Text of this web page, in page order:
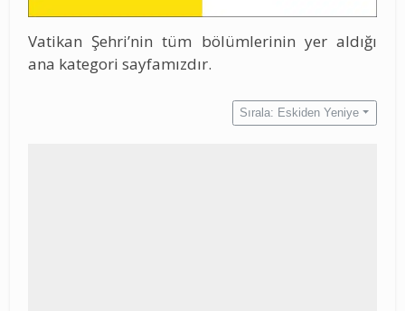
Vatikan Şehri’nin tüm bölümlerinin yer aldığı
ana kategori sayfamızdır.
Sırala: Eskiden Yeniye